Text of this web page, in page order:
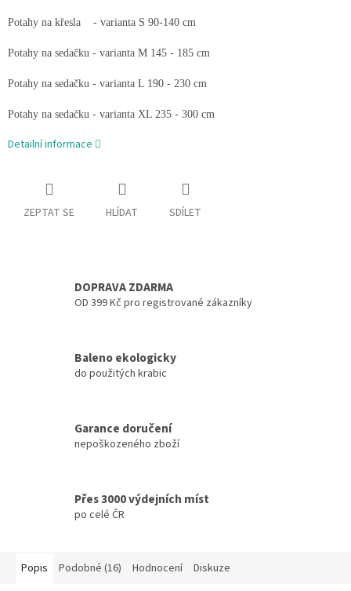
Potahy na křesla - varianta S 90-140 cm
Potahy na sedačku - varianta M 145 - 185 cm
Potahy na sedačku - varianta L 190 - 230 cm
Potahy na sedačku - varianta XL 235 - 300 cm
Detailní informace
ZEPTAT SE HLÍDAT SDÍLET
DOPRAVA ZDARMA
OD 399 Kč pro registrované zákazníky
Baleno ekologicky
do použitých krabic
Garance doručení
nepoškozeného zboží
Přes 3000 výdejních míst
po celé ČR
Popis Podobné (16) Hodnocení Diskuze